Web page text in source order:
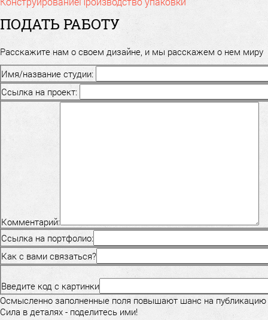
ПОДАТЬ РАБОТУ
Расскажите нам о своем дизайне, и мы расскажем о нем миру
Имя/название студии:
Ссылка на проект:
Комментарий:
Ссылка на портфолио:
Как с вами связаться?
Введите код с картинки
Осмысленно заполненные поля повышают шанс на публикацию
Сила в деталях - поделитесь ими!